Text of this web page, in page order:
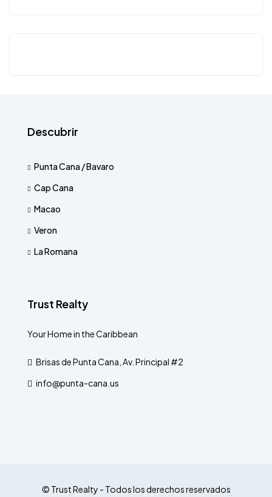
Descubrir
Punta Cana / Bavaro
Cap Cana
Macao
Veron
La Romana
Trust Realty
Your Home in the Caribbean
Brisas de Punta Cana, Av. Principal #2
info@punta-cana.us
© Trust Realty - Todos los derechos reservados